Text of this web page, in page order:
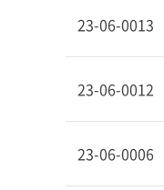
23-06-0013
23-06-0012
23-06-0006